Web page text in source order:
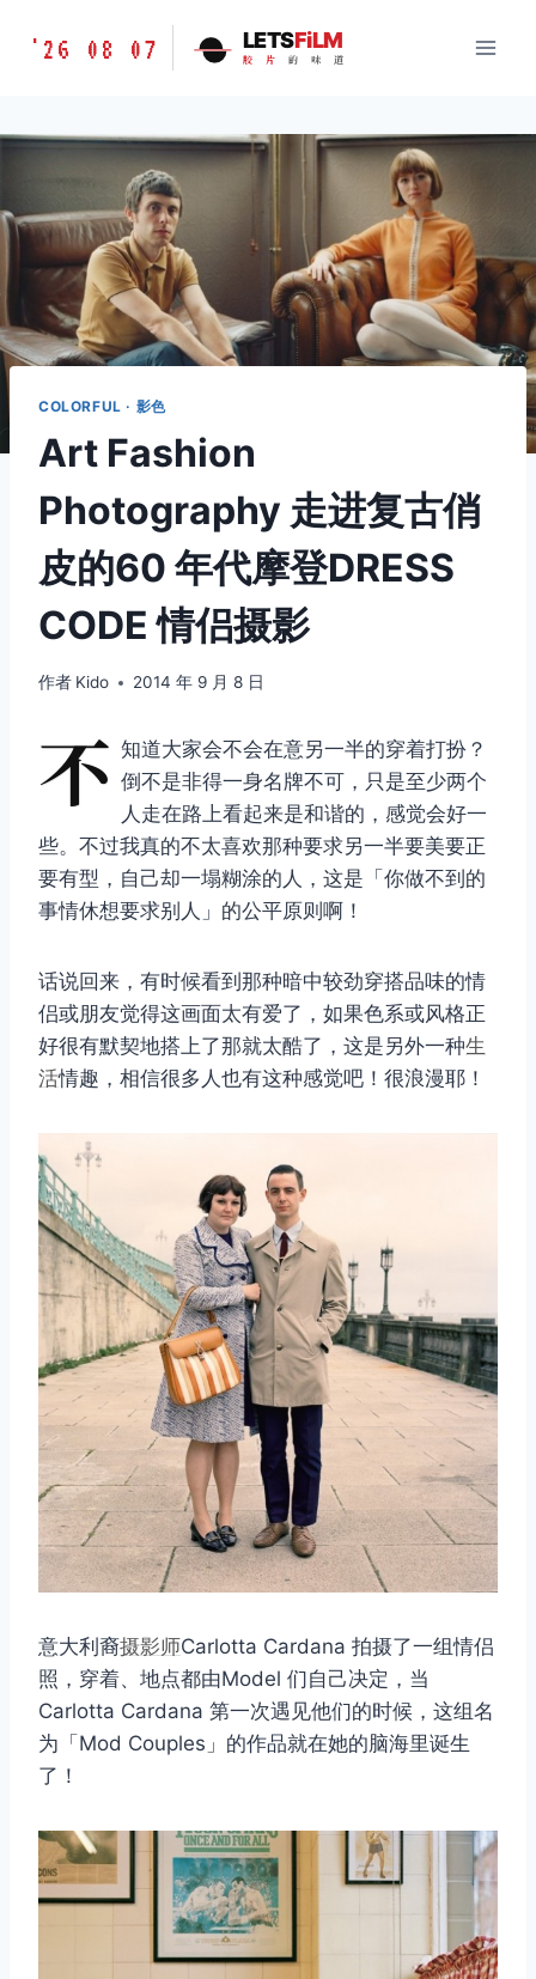
胶
味
'26 08 07 LETSFiLM
胶 片 的 味 道
COLORFUL · 影色
Art Fashion
Photography 走进复古俏
皮的60 年代摩登DRESS
CODE 情侣摄影
作者 Kido 2014 年 9 月 8 日
不 知道大家会不会在意另一半的穿着打扮？
倒不是非得一身名牌不可，只是至少两个
人走在路上看起来是和谐的，感觉会好一
些。不过我真的不太喜欢那种要求另一半要美要正
要有型，自己却一塌糊涂的人，这是「你做不到的
事情休想要求别人」的公平原则啊！
话说回来，有时候看到那种暗中较劲穿搭品味的情
侣或朋友觉得这画面太有爱了，如果色系或风格正
好很有默契地搭上了那就太酷了，这是另外一种生
活情趣，相信很多人也有这种感觉吧！很浪漫耶！
意大利裔摄影师Carlotta Cardana 拍摄了一组情侣
照，穿着、地点都由Model 们自己决定，当
Carlotta Cardana 第一次遇见他们的时候，这组名
为「Mod Couples」的作品就在她的脑海里诞生
了！